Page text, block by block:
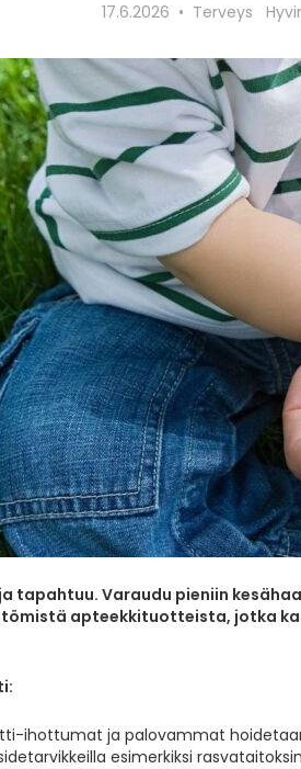
17.6.2026 Terveys
tapahtuu. Varaudu pieniin
apteekkituotteista, jotka
ihottumat ja palovammat
esimerkiksi